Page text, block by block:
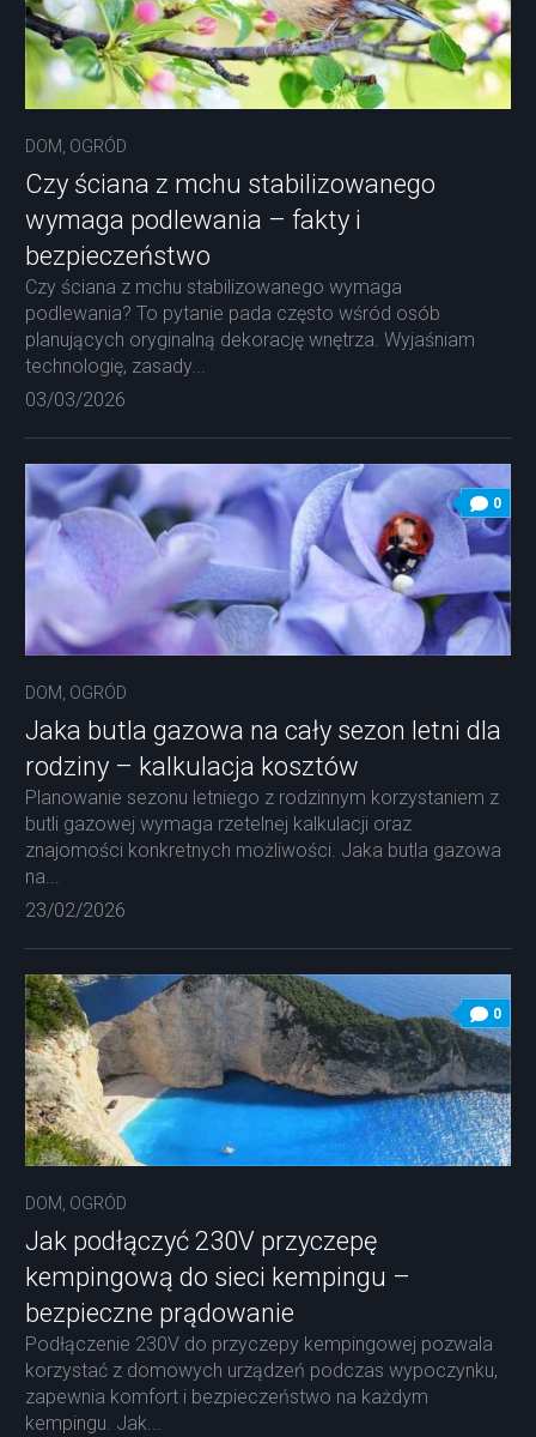
DOM, OGRÓD
Czy ściana z mchu stabilizowanego
wymaga podlewania – fakty i
bezpieczeństwo
Czy ściana z mchu stabilizowanego wymaga
podlewania? To pytanie pada często wśród osób
planujących oryginalną dekorację wnętrza. Wyjaśniam
technologię, zasady...
03/03/2026
0
DOM, OGRÓD
Jaka butla gazowa na cały sezon letni dla
rodziny – kalkulacja kosztów
Planowanie sezonu letniego z rodzinnym korzystaniem z
butli gazowej wymaga rzetelnej kalkulacji oraz
znajomości konkretnych możliwości. Jaka butla gazowa
na...
23/02/2026
0
DOM, OGRÓD
Jak podłączyć 230V przyczepę
kempingową do sieci kempingu –
bezpieczne prądowanie
Podłączenie 230V do przyczepy kempingowej pozwala
korzystać z domowych urządzeń podczas wypoczynku,
zapewnia komfort i bezpieczeństwo na każdym
kempingu. Jak...